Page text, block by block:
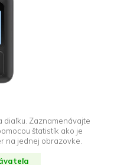
diaľku. Zaznamenávajte
štatistík ako je
na jednej obrazovke.